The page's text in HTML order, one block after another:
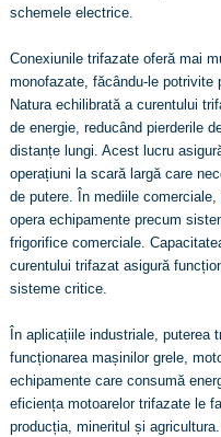
schemele electrice.
Conexiunile trifazate oferă mai
monofazate, făcându-le potrivite
Natura echilibrată a curentului
de energie, reducând pierderile
distanțe lungi. Acest lucru
operațiuni la scară largă care
de putere. În mediile
opera echipamente precum
frigorifice comerciale.
curentului trifazat asigură
sisteme critice.
În aplicațiile industriale, puterea
funcționarea mașinilor grele,
echipamente care consumă
eficiența motoarelor trifazate le
producția, mineritul și